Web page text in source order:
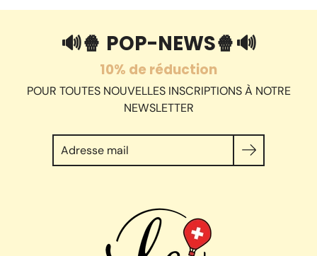
🔊🍿 POP-NEWS🍿🔊
10% de réduction
POUR TOUTES NOUVELLES INSCRIPTIONS À NOTRE
NEWSLETTER
Chercher